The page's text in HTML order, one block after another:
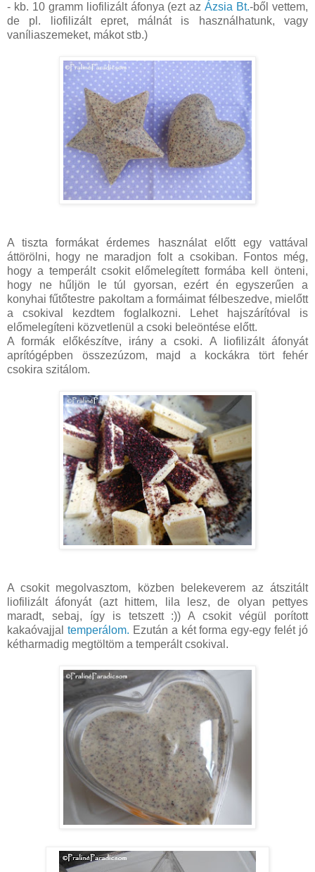
- kb. 10 gramm liofilizált áfonya (ezt azÁzsia Bt.-ből vettem,
de pl. liofilizált epret, málnát is használhatunk, vagy
vaníliaszemeket, mákot stb.)
A tiszta formákat érdemes használat előtt egy vattával
áttörölni, hogy ne maradjon folt a csokiban. Fontos még,
hogy a temperált csokit előmelegített formába kell önteni,
hogy ne hűljön le túl gyorsan, ezért én egyszerűen a
konyhai fűtőtestre pakoltam a formáimat félbeszedve, mielőtt
a csokival kezdtem foglalkozni. Lehet hajszárítóval is
előmelegíteni közvetlenül a csoki beleöntése előtt.
A formák előkészítve, irány a csoki. A liofilizált áfonyát
aprítógépben összezúzom, majd a kockákra tört fehér
csokira szitálom.
A csokit megolvasztom, közben belekeverem az átszitált
liofilizált áfonyát (azt hittem, lila lesz, de olyan pettyes
maradt, sebaj, így is tetszett :)) A csokit végül porított
kakaóvajjal temperálom. Ezután a két forma egy-egy felét jó
kétharmadig megtöltöm a temperált csokival.